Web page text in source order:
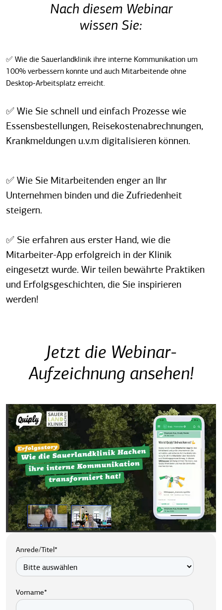
Nach diesem Webinar
wissen Sie:
✅ Wie die Sauerlandklinik ihre interne Kommunikation um
100% verbessern konnte und auch Mitarbeitende ohne
Desktop-Arbeitsplatz erreicht.
✅ Wie Sie schnell und einfach Prozesse wie
Essensbestellungen, Reisekostenabrechnungen,
Krankmeldungen u.v.m digitalisieren können.
✅ Wie Sie Mitarbeitenden enger an Ihr
Unternehmen binden und die Zufriedenheit
steigern.
✅ Sie erfahren aus erster Hand, wie die
Mitarbeiter-App erfolgreich in der Klinik
eingesetzt wurde. Wir teilen bewährte Praktiken
und Erfolgsgeschichten, die Sie inspirieren
werden!
Jetzt die Webinar-
Aufzeichnung ansehen!
Anrede/Titel*
Vorname*